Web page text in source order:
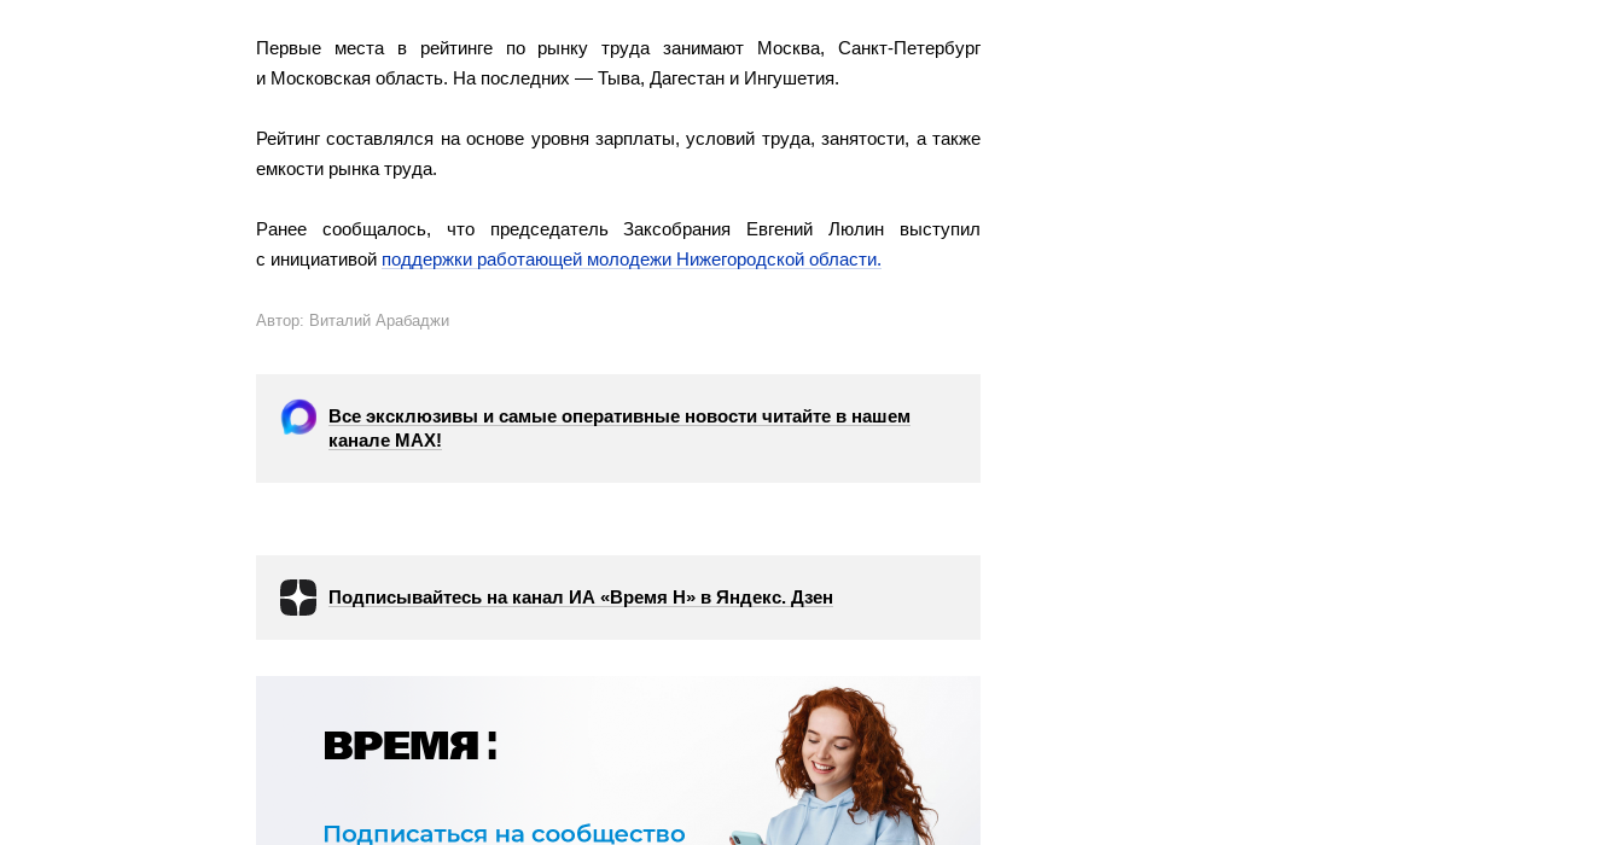
Первые места в рейтинге по рынку труда занимают Москва, Санкт-Петербург
и Московская область. На последних — Тыва, Дагестан и Ингушетия.
Рейтинг составлялся на основе уровня зарплаты, условий труда, занятости, а также
емкости рынка труда.
Ранее сообщалось, что председатель Заксобрания Евгений Люлин выступил
с инициативой поддержки работающей молодежи Нижегородской области.
Автор: Виталий Арабаджи
Все эксклюзивы и самые оперативные новости читайте в нашем
канале МАХ!
Подписывайтесь на канал ИА «Время Н» в Яндекс. Дзен